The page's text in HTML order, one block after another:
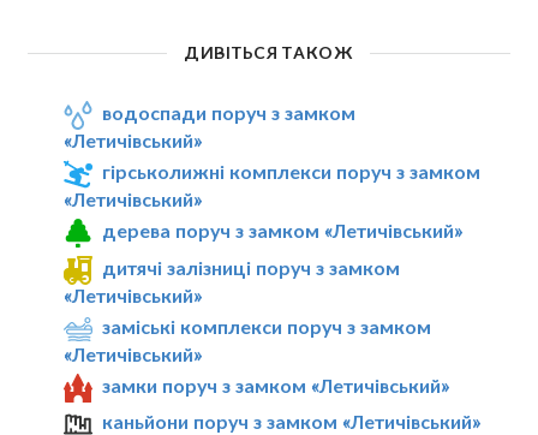
ДИВІТЬСЯ ТАКОЖ
водоспади поруч з замком
«Летичівський»
гірськолижні комплекси поруч з замком
«Летичівський»
дерева поруч з замком «Летичівський»
дитячі залізниці поруч з замком
«Летичівський»
заміські комплекси поруч з замком
«Летичівський»
замки поруч з замком «Летичівський»
каньйони поруч з замком «Летичівський»